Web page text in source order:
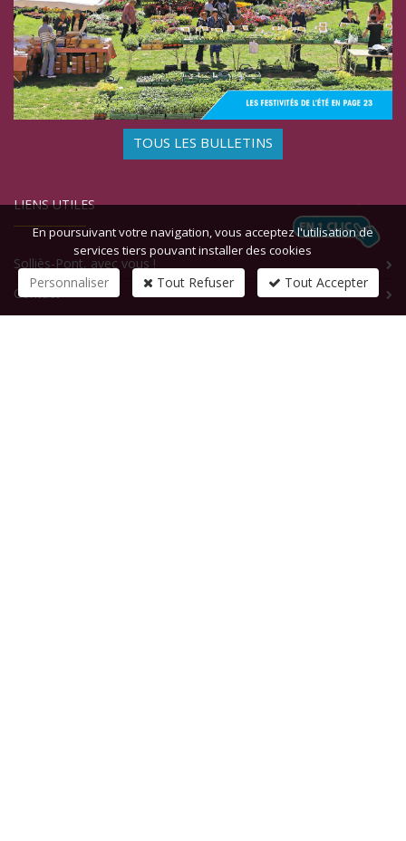
TOUS LES BULLETINS
LIENS UTILES
Solliès-Pont, avec vous !
Contact
En poursuivant votre navigation, vous acceptez l'utilisation de
services tiers pouvant installer des cookies
Personnaliser Tout Refuser Tout Accepter